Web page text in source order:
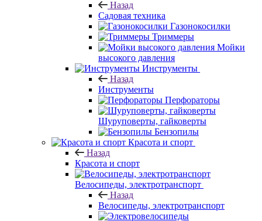
Назад
Садовая техника
Газонокосилки
Триммеры
Мойки
высокого давления
Инструменты
Назад
Инструменты
Перфораторы
Шуруповерты, гайковерты
Бензопилы
Красота и спорт
Назад
Красота и спорт
Велосипеды, электротранспорт
Назад
Велосипеды, электротранспорт